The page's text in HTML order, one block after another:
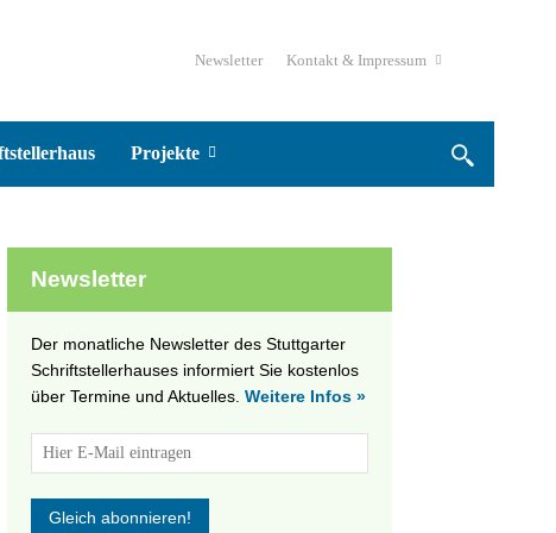
Newsletter Kontakt & Impressum
Projekte
Newsletter
Der monatliche Newsletter des Stuttgarter
Schriftstellerhauses informiert Sie kostenlos
über Termine und Aktuelles. Weitere Infos »